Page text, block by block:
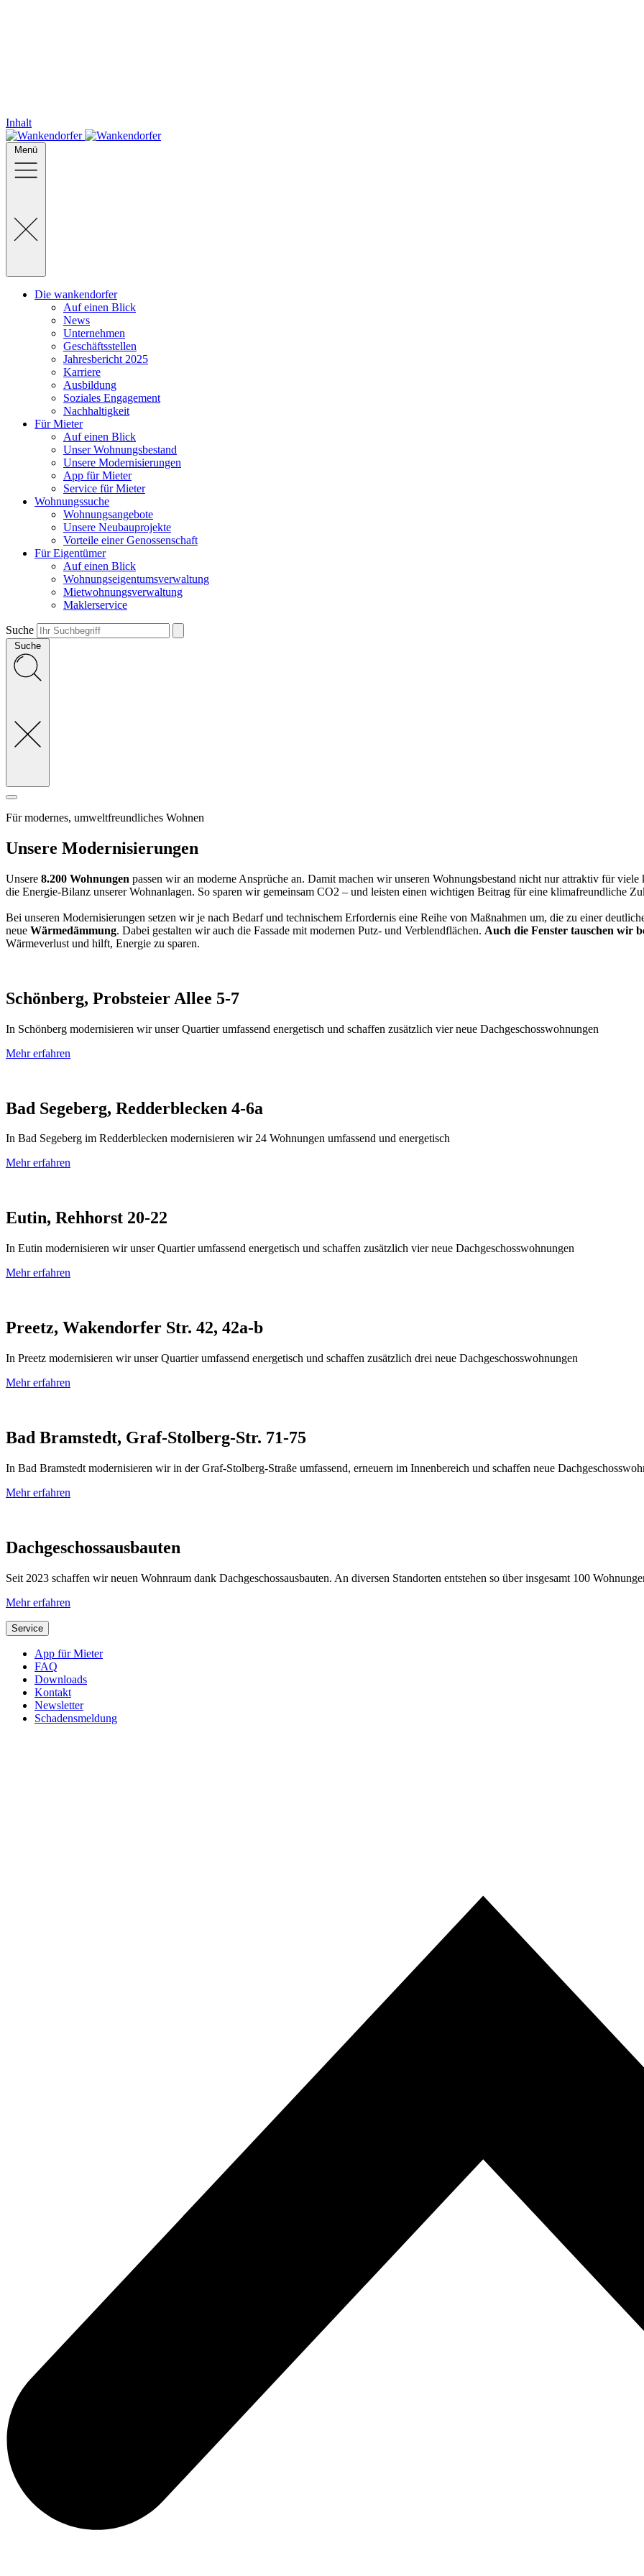
Inhalt
Menü
Die wankendorfer
Auf einen Blick
News
Unternehmen
Geschäftsstellen
Jahresbericht 2025
Karriere
Ausbildung
Soziales Engagement
Nachhaltigkeit
Für Mieter
Auf einen Blick
Unser Wohnungsbestand
Unsere Modernisierungen
App für Mieter
Service für Mieter
Wohnungssuche
Wohnungsangebote
Unsere Neubauprojekte
Vorteile einer Genossenschaft
Für Eigentümer
Auf einen Blick
Wohnungseigentumsverwaltung
Mietwohnungsverwaltung
Maklerservice
Suche
Suche
Für modernes, umweltfreundliches Wohnen
Unsere Modernisierungen
Unsere 8.200 Wohnungen passen wir an moderne Ansprüche an. Damit machen wir unseren Wohnungsbestand nicht nur attraktiv für
die Energie-Bilanz unserer Wohnanlagen. So sparen wir gemeinsam CO2 – und leisten einen wichtigen Beitrag für eine klimafreundliche
Bei unseren Modernisierungen setzen wir je nach Bedarf und technischem Erfordernis eine Reihe von Maßnahmen um, die zu einer
neue Wärmedämmung. Dabei gestalten wir auch die Fassade mit modernen Putz- und Verblendflächen. Auch die Fenster tauschen wir
Wärmeverlust und hilft, Energie zu sparen.
Schönberg, Probsteier Allee 5-7
In Schönberg modernisieren wir unser Quartier umfassend energetisch und schaffen zusätzlich vier neue Dachgeschosswohnungen
Mehr erfahren
Bad Segeberg, Redderblecken 4-6a
In Bad Segeberg im Redderblecken modernisieren wir 24 Wohnungen umfassend und energetisch
Mehr erfahren
Eutin, Rehhorst 20-22
In Eutin modernisieren wir unser Quartier umfassend energetisch und schaffen zusätzlich vier neue Dachgeschosswohnungen
Mehr erfahren
Preetz, Wakendorfer Str. 42, 42a-b
In Preetz modernisieren wir unser Quartier umfassend energetisch und schaffen zusätzlich drei neue Dachgeschosswohnungen
Mehr erfahren
Bad Bramstedt, Graf-Stolberg-Str. 71-75
In Bad Bramstedt modernisieren wir in der Graf-Stolberg-Straße umfassend, erneuern im Innenbereich und schaffen neue
Mehr erfahren
Dachgeschossausbauten
Seit 2023 schaffen wir neuen Wohnraum dank Dachgeschossausbauten. An diversen Standorten entstehen so über insgesamt 100
Mehr erfahren
Service
App für Mieter
FAQ
Downloads
Kontakt
Newsletter
Schadensmeldung